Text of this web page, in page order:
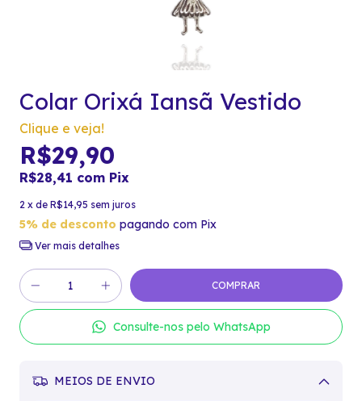
Colar Orixá Iansã Vestido
Clique e veja!
R$29,90
R$28,41 com Pix
2 x de R$14,95 sem juros
5% de desconto pagando com Pix
Ver mais detalhes
Consulte-nos pelo WhatsApp
MEIOS DE ENVIO